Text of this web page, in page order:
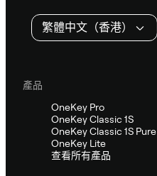
繁體中文（香港）
產品
OneKey Pro
OneKey Classic 1S
OneKey Classic 1S Pure
OneKey Lite
查看所有產品